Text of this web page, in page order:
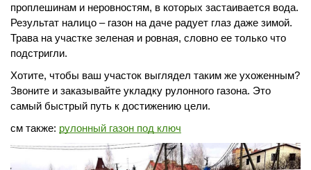
Перезвонить Вызвать замерщика
+7 (495) 181-61-55
проплешинам и неровностям, в которых застаивается вода.
Результат налицо – газон на даче радует глаз даже зимой.
Трава на участке зеленая и ровная, словно ее только что
подстригли.
Хотите, чтобы ваш участок выглядел таким же ухоженным?
Звоните и заказывайте укладку рулонного газона. Это
самый быстрый путь к достижению цели.
см также: рулонный газон под ключ